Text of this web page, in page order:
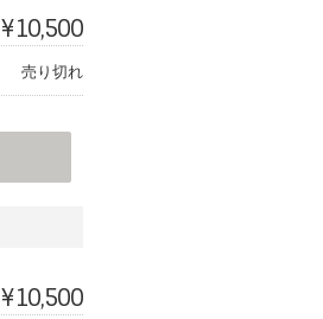
¥10,500
売り切れ
¥10,500